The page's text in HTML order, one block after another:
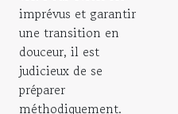
imprévus et garantir
une transition en
douceur, il est
judicieux de se
préparer
méthodiquement.